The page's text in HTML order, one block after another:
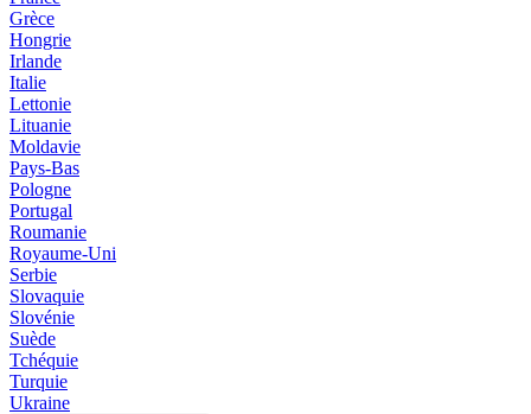
Grèce
Hongrie
Irlande
Italie
Lettonie
Lituanie
Moldavie
Pays-Bas
Pologne
Portugal
Roumanie
Royaume-Uni
Serbie
Slovaquie
Slovénie
Suède
Tchéquie
Turquie
Ukraine